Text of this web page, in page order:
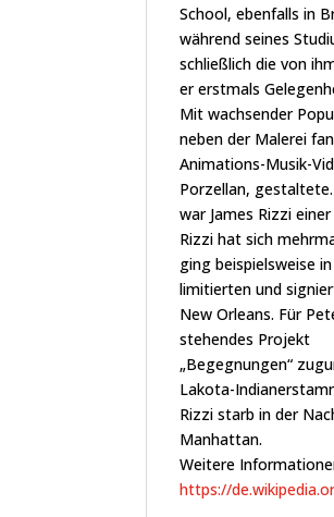
School, ebenfalls in
während seines
schließlich die von
er erstmals
Mit wachsender
neben der Malerei
Animations-Musik-
Porzellan,
war James Rizzi
Rizzi hat sich
ging beispielsweise
limitierten und
New Orleans. Für
stehendes Projekt
„Begegnungen“
Lakota-
Rizzi starb in der
Manhattan.
Weitere
https://